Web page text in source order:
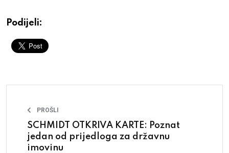
Podijeli:
PROŠLI
SCHMIDT OTKRIVA KARTE: Poznat
jedan od prijedloga za državnu
imovinu